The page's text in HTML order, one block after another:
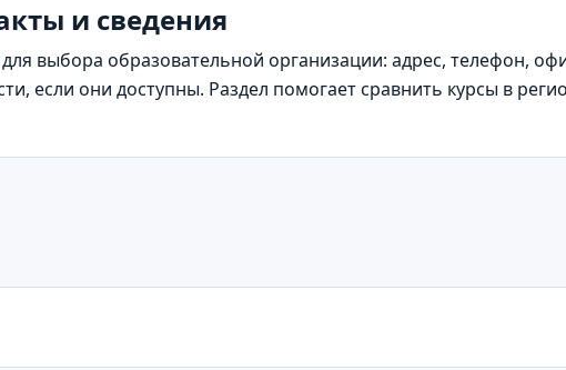
и сведения
выбора образовательной организации: адрес, телефон,
если они доступны. Раздел помогает сравнить курсы в